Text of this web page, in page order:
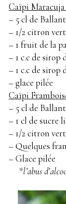
Caïpi Maracuja
– 5 cl de
– 1/2 citron vert
– 1 fruit de la
– 1 c.c de sirop
– 1 c.c de sirop
– glace pilée
Caïpi
– 5 cl de
– 1 cl de sucre
– 1/2 citron vert
– Quelques
– Glace pilée
*l’abus